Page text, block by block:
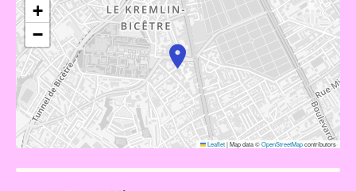
+
−
Leaflet|Map data ©OpenStreetMapcontributors